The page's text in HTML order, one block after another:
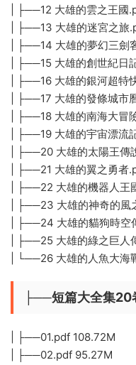
| ├──12 大雄的雲之王國
| ├──13 大雄的迷宮之旅
| ├──14 大雄的夢幻三劍
| ├──15 大雄的創世紀日
| ├──16 大雄的銀河超特
| ├──17 大雄的發條城市
| ├──18 大雄的南海大冒
| ├──19 大雄的宇宙漂流
| ├──20 大雄的太陽王
| ├──21 大雄的翼之勇者
| ├──22 大雄的機器人
| ├──23 大雄的神奇的
| ├──24 大雄的貓狗時
| ├──25 大雄的綠之巨人
| └──26 大雄的人魚大海
├──短篇大全集20
| ├──01.pdf 108.72M
| ├──02.pdf 95.27M